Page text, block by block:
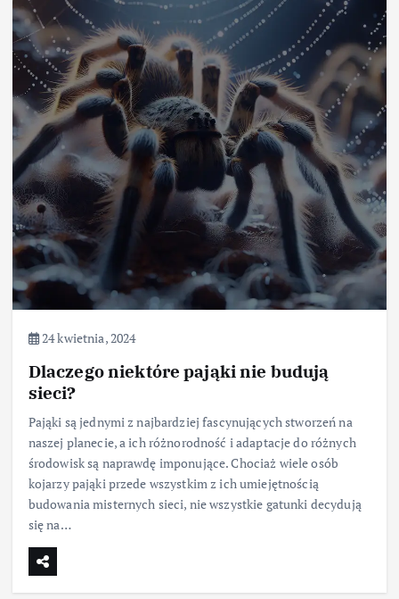
24 kwietnia, 2024
Dlaczego niektóre pająki nie budują
sieci?
Pająki są jednymi z najbardziej fascynujących stworzeń na
naszej planecie, a ich różnorodność i adaptacje do różnych
środowisk są naprawdę imponujące. Chociaż wiele osób
kojarzy pająki przede wszystkim z ich umiejętnością
budowania misternych sieci, nie wszystkie gatunki decydują
się na…